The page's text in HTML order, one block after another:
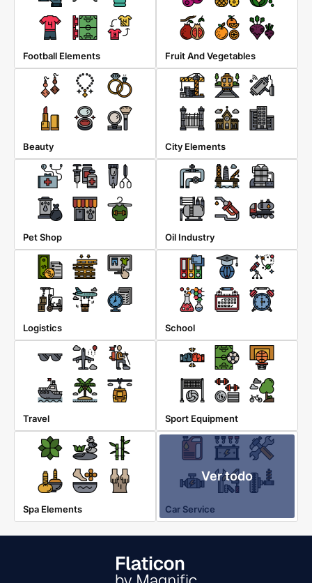
Football Elements Fruit And Vegetables
Beauty City Elements
Pet Shop Oil Industry
Logistics School
Travel Sport Equipment
Spa Elements
Ver todo
Car Service